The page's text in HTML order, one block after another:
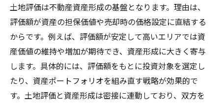
土地評価は不動産資産形成の基盤となります。理由は、
評価額が資産の担保価値や売却時の価格設定に直結する
からです。例えば、評価額が安定して高いエリアでは資
産価値の維持や増加が期待でき、資産形成に大きく寄与
します。具体的には、評価額をもとに投資対象を選定し
たり、資産ポートフォリオを組み直す戦略が効果的で
す。土地評価と資産形成は密接に連動しており、双方を